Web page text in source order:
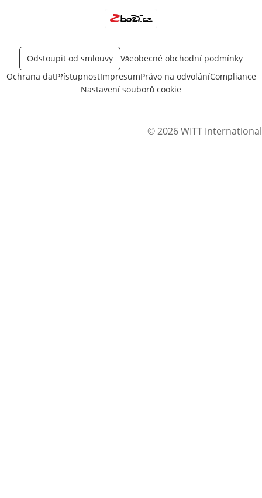
Odstoupit od smlouvy
Všeobecné obchodní podmínky
Ochrana datPřístupnostImpresumPrávo na odvoláníCompliance
Nastavení souborů cookie
© 2026 WITT International